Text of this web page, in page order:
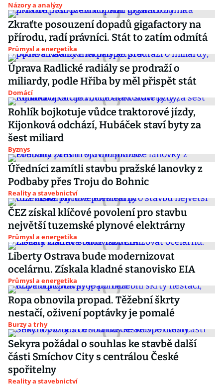
Názory a analýzy
Zkraťte posouzení dopadů gigafactory na
přírodu, radí právníci. Stát to zatím odmítá
Průmysl a energetika
Úprava Radlické radiály se prodraží o
miliardy, podle Hřiba by měl přispět stát
Domácí
Rohlík bojkotuje vůdce traktorové jízdy,
Kijonková odchází, Hubáček staví byty za
šest miliard
Byznys
Úředníci zamítli stavbu pražské lanovky z
Podbaby přes Troju do Bohnic
Reality a stavebnictví
ČEZ získal klíčové povolení pro stavbu
největší tuzemské plynové elektrárny
Průmysl a energetika
Liberty Ostrava bude modernizovat
ocelárnu. Získala kladné stanovisko EIA
Průmysl a energetika
Ropa obnovila propad. Těžební škrty
nestačí, oživení poptávky je pomalé
Burzy a trhy
Sekyra požádal o souhlas ke stavbě další
části Smíchov City s centrálou České
spořitelny
Reality a stavebnictví